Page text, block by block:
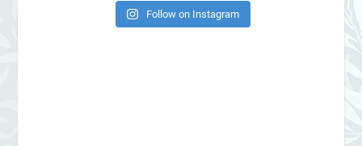
Follow on Instagram